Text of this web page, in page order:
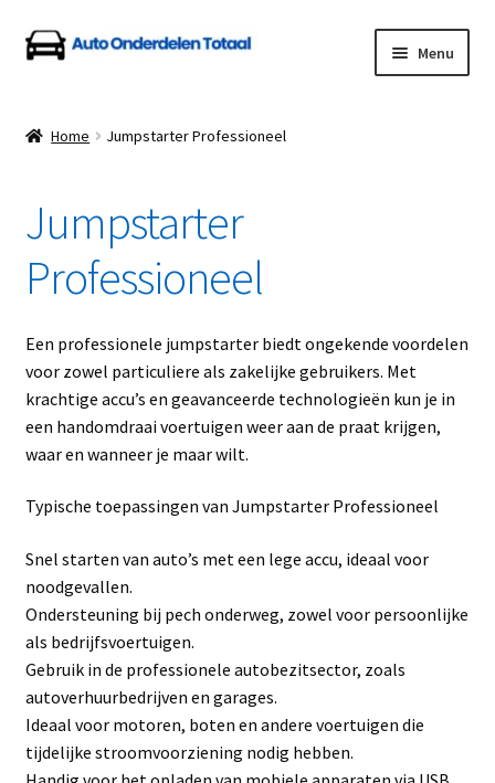
Ga
door
navigatie
Ga
naar
inhoud
Menu
Auto Onderdelen Shop
Betalen en Verzenden
Blog
Contact
Klantenservice
Linkpartners
Over Ons
Overzicht
Privacybeleid
Home Jumpstarter Professioneel
Jumpstarter
Professioneel
Een professionele jumpstarter biedt ongekende voordelen
voor zowel particuliere als zakelijke gebruikers. Met
krachtige accu’s en geavanceerde technologieën kun je in
een handomdraai voertuigen weer aan de praat krijgen,
waar en wanneer je maar wilt.
Typische toepassingen van Jumpstarter Professioneel
Snel starten van auto’s met een lege accu, ideaal voor
noodgevallen.
Ondersteuning bij pech onderweg, zowel voor persoonlijke
als bedrijfsvoertuigen.
Gebruik in de professionele autobezitsector, zoals
autoverhuurbedrijven en garages.
Ideaal voor motoren, boten en andere voertuigen die
tijdelijke stroomvoorziening nodig hebben.